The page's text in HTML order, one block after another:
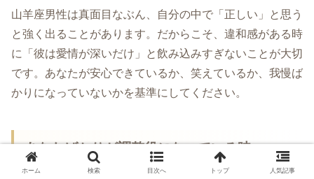
山羊座男性は真面目なぶん、自分の中で「正しい」と思う
と強く出ることがあります。だからこそ、違和感がある時
に「彼は愛情が深いだけ」と飲み込みすぎないことが大切
です。あなたが安心できているか、笑えているか、我慢ば
かりになっていないかを基準にしてください。
あなたばかりが調整役になっている時
ホーム 検索 目次へ トップ 人気記事